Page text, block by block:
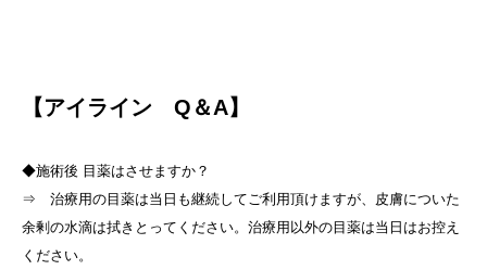
【アイライン Q＆A】
◆施術後 目薬はさせますか？
⇒ 治療用の目薬は当日も継続してご利用頂けますが、皮膚についた
余剰の水滴は拭きとってください。治療用以外の目薬は当日はお控え
ください。